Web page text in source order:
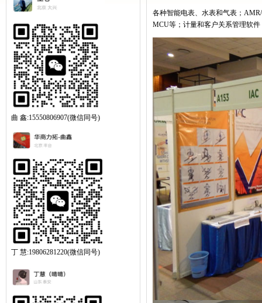
曲 鑫:15550806907(微信同号)
丁 慧:19806281220(微信同号)
各种智能电表、水表和气表；
MCU等；计量和客户关系管理软